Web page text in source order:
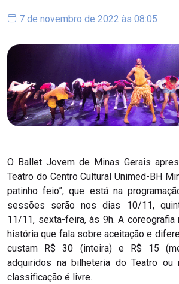
7 de novembro de 2022 às 08:05
O Ballet Jovem de Minas Gerais
Teatro do Centro Cultural Unimed-BH
patinho feio”, que está na
sessões serão nos dias 10/11,
11/11, sexta-feira, às 9h. A coreografia
história que fala sobre aceitação e
custam R$ 30 (inteira) e R$ 15
adquiridos na bilheteria do Teatro
classificação é livre.